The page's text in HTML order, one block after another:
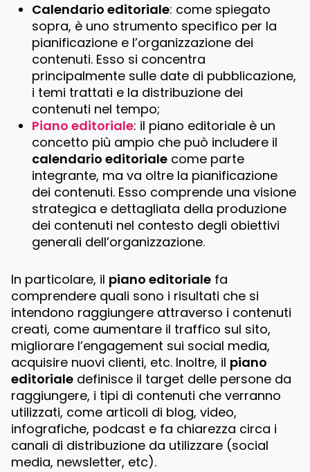
Calendario editoriale: come spiegato
sopra, è uno strumento specifico per la
pianificazione e l’organizzazione dei
contenuti. Esso si concentra
principalmente sulle date di pubblicazione,
i temi trattati e la distribuzione dei
contenuti nel tempo;
Piano editoriale: il piano editoriale è un
concetto più ampio che può includere il
calendario editoriale come parte
integrante, ma va oltre la pianificazione
dei contenuti. Esso comprende una visione
strategica e dettagliata della produzione
dei contenuti nel contesto degli obiettivi
generali dell’organizzazione.
In particolare, il piano editoriale fa
comprendere quali sono i risultati che si
intendono raggiungere attraverso i contenuti
creati, come aumentare il traffico sul sito,
migliorare l’engagement sui social media,
acquisire nuovi clienti, etc. Inoltre, il piano
editoriale definisce il target delle persone da
raggiungere, i tipi di contenuti che verranno
utilizzati, come articoli di blog, video,
infografiche, podcast e fa chiarezza circa i
canali di distribuzione da utilizzare (social
media, newsletter, etc).